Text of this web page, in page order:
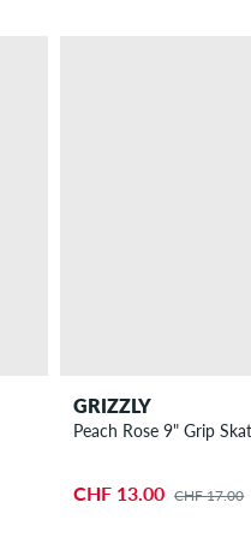
GRIZZLY
Peach Rose 9" Grip
CHF 13.00 CHF 17.00